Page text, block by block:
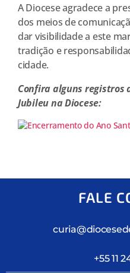
A Diocese agradece a
dos meios de
dar visibilidade a este
tradição e
cidade.
Confira alguns registros
Jubileu na Diocese:
FALE
+55 11